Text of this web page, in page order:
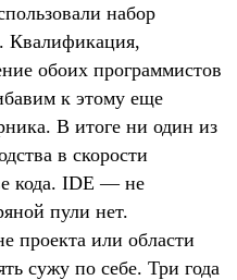
набор
Квалификация,
обоих программистов
к этому еще
В итоге ни один из
в скорости
кода. IDE — не
пули нет.
проекта или области
сужу по себе. Три года